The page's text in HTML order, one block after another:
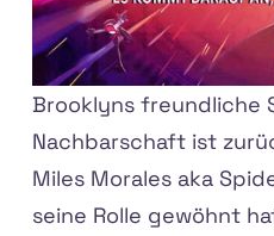
Brooklyns freundliche
Nachbarschaft ist
Miles Morales aka
seine Rolle gewöhnt